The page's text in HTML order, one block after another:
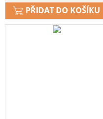
PŘIDAT DO KOŠÍKU